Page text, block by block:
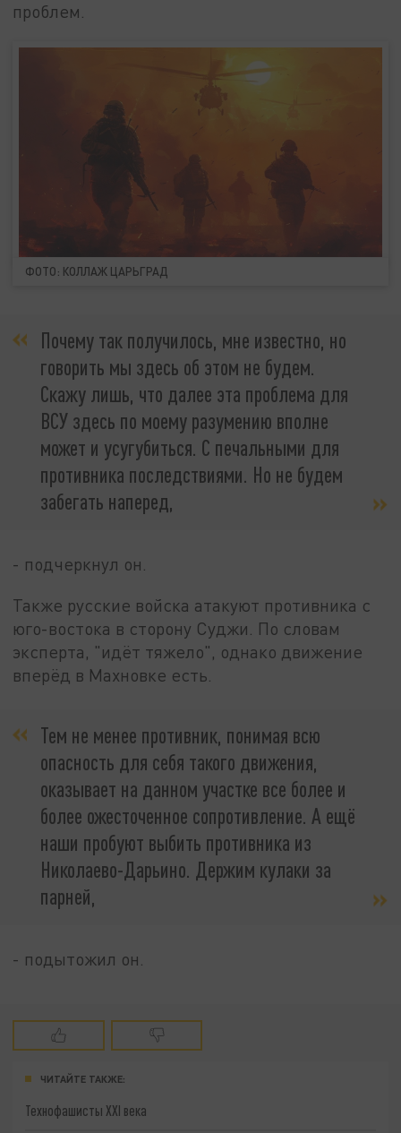
проблем.
ФОТО: КОЛЛАЖ ЦАРЬГРАД
Почему так получилось, мне известно, но
говорить мы здесь об этом не будем.
Скажу лишь, что далее эта проблема для
ВСУ здесь по моему разумению вполне
может и усугубиться. С печальными для
противника последствиями. Но не будем
забегать наперед,
- подчеркнул он.
Также русские войска атакуют противника с
юго-востока в сторону Суджи. По словам
эксперта, "идёт тяжело", однако движение
вперёд в Махновке есть.
Тем не менее противник, понимая всю
опасность для себя такого движения,
оказывает на данном участке все более и
более ожесточенное сопротивление. А ещё
наши пробуют выбить противника из
Николаево-Дарьино. Держим кулаки за
парней,
- подытожил он.
ЧИТАЙТЕ ТАКЖЕ:
Технофашисты XXI века